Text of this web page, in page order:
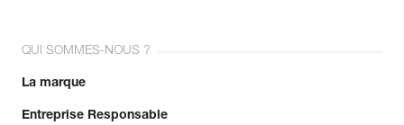
QUI SOMMES-NOUS ?
La marque
Entreprise Responsable